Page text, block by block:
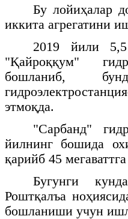
Бу лойиҳалар
иккита агрегатини
2019 йили
"Қайроққум"
бошланиб,
этмоқда.
"Сарбанд"
йилнинг бошида
қарийб 45
Бугунги
Роштқалъа
бошланиши учун